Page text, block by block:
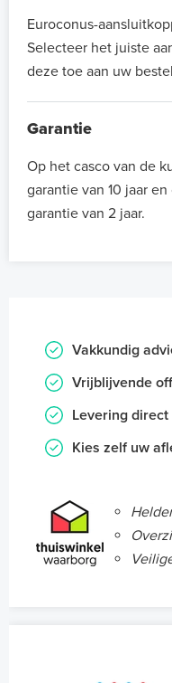
Euroconus-
Selecteer het juiste
deze toe aan uw
Garantie
Op het casco van de
garantie van 10 jaar
garantie van 2 jaar.
Vakkundig
Vrijblijvende
Levering
Kies zelf uw